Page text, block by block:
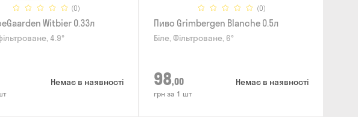
(0)
Witbier 0.33л
4.9°
Немає в наявності
(0)
Пиво Grimbergen Blanche 0.5л
Біле, Фільтроване, 6°
98,00
грн за 1 шт
Немає в наявності